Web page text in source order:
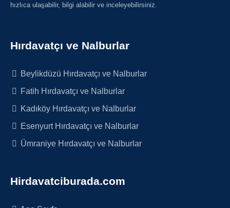
hızlıca ulaşabilir, bilgi alabilir ve inceleyebilirsiniz.
Hırdavatçı ve Nalburlar
Beylikdüzü Hırdavatçı ve Nalburlar
Fatih Hırdavatçı ve Nalburlar
Kadıköy Hırdavatçı ve Nalburlar
Esenyurt Hırdavatçı ve Nalburlar
Ümraniye Hırdavatçı ve Nalburlar
Hirdavatciburada.com